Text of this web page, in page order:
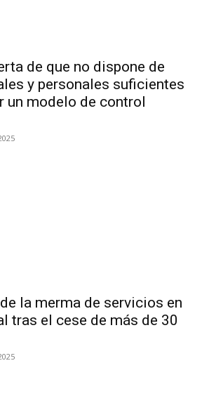
de que no dispone de
y personales suficientes
un modelo de control
la merma de servicios en
tras el cese de más de 30